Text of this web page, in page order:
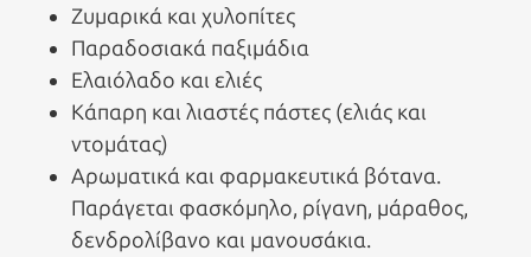
Ζυμαρικά και χυλοπίτες
Παραδοσιακά παξιμάδια
Ελαιόλαδο και ελιές
Κάπαρη και λιαστές πάστες (ελιάς και
ντομάτας)
Αρωματικά και φαρμακευτικά βότανα.
Παράγεται φασκόμηλο, ρίγανη, μάραθος,
δενδρολίβανο και μανουσάκια.